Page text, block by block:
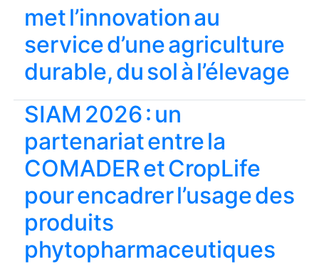
met l’innovation au
service d’une agriculture
durable, du sol à l’élevage
SIAM 2026 : un
partenariat entre la
COMADER et CropLife
pour encadrer l’usage des
produits
phytopharmaceutiques